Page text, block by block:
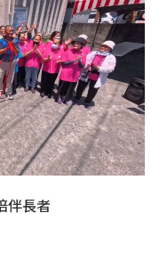
伴長者